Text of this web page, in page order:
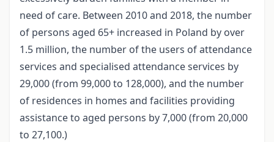
need of care. Between 2010 and 2018, the number
of persons aged 65+ increased in Poland by over
1.5 million, the number of the users of attendance
services and specialised attendance services by
29,000 (from 99,000 to 128,000), and the number
of residences in homes and facilities providing
assistance to aged persons by 7,000 (from 20,000
to 27,100.)